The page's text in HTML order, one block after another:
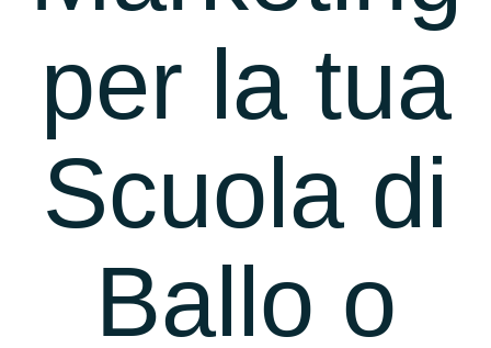
per la tua
Scuola di
Ballo o